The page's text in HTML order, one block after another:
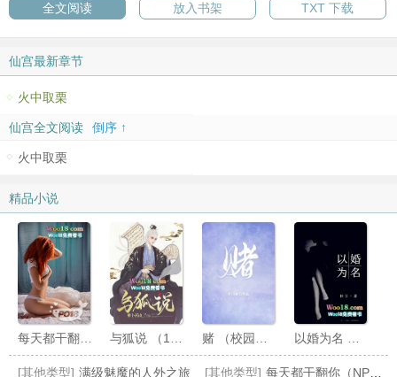
全文阅读 放入书架 TXT 下载
仙宫最新章节
火中取栗
仙宫全文阅读 倒序 ↑
火中取栗
精品小说
每天都干翻你（NP，高H） 与狐说 （1v1 h） 赌 （校园，1V1） 以婚为名 （高干 婚恋 1v1）
[其他类型] 满级魅魔的人外之旅 [其他类型] 每天都干翻你（NP，高H）